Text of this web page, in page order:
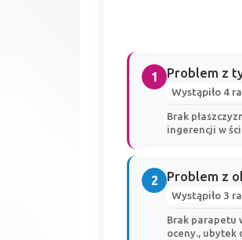
1 Problem z
Wystąpiło 4
Brak
ingerencji w
2 Problem z
Wystąpiło 3
Brak parapetu
oceny., ubytek